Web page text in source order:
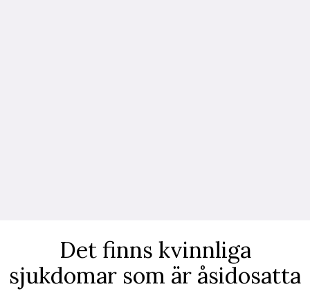
Det finns kvinnliga
sjukdomar som är åsidosatta